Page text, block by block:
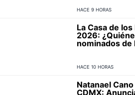
HACE 9 HORAS
La Casa de
2026:
nominados de
HACE 10 HORAS
Natanael
CDMX: